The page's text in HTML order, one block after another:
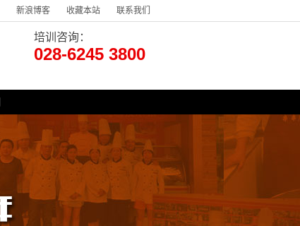
新浪博客 收藏本站 联系我们
培训咨询：
028-6245 3800